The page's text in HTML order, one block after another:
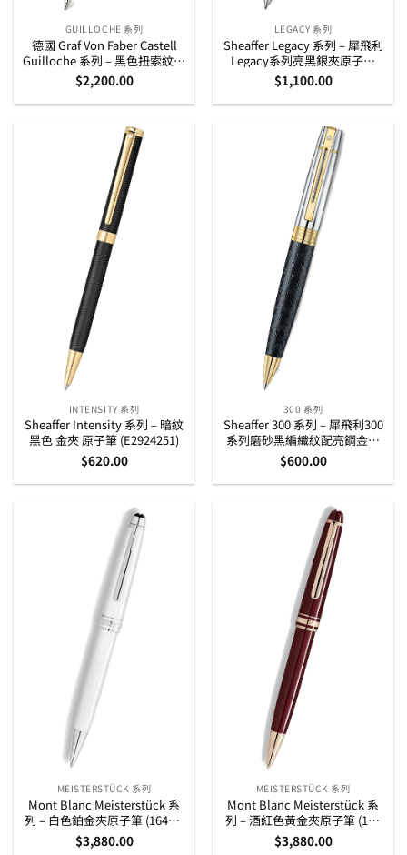
GUILLOCHE 系列
德國 Graf Von Faber Castell
Guilloche 系列 – 黑色扭索紋鍍
銠原子筆 (146530)
$2,200.00
LEGACY 系列
Sheaffer Legacy 系列 – 犀飛利
Legacy系列亮黑銀夾原子筆
(E2906451)
$1,100.00
INTENSITY 系列
Sheaffer Intensity 系列 – 暗紋
黑色 金夾 原子筆 (E2924251)
$620.00
300 系列
Sheaffer 300 系列 – 犀飛利300
系列磨砂黑編織紋配亮鋼金夾
原子筆 (E2934751)
$600.00
MEISTERSTÜCK 系列
Mont Blanc Meisterstück 系
列 – 白色鉑金夾原子筆 (164型)
(137122)
$3,880.00
MEISTERSTÜCK 系列
Mont Blanc Meisterstück 系
列 – 酒紅色黃金夾原子筆 (164
型) (133008)
$3,880.00